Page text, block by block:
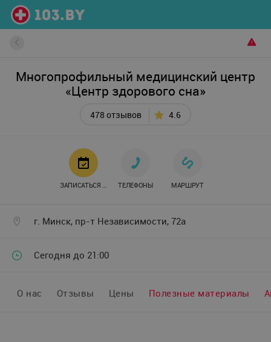
Многопрофильный медицинский центр
«Центр здорового сна»
478 отзывов 4.6
г. Минск, пр-т Независимости, 72а
Сегодня до 21:00
ЗАПИСАТЬСЯ ОНЛАЙН ТЕЛЕФОНЫ МАРШРУТ
О нас Отзывы Цены Полезные материалы